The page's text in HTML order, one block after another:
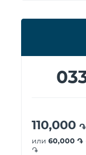
110,000 ֏
или 60,000 ֏
֏